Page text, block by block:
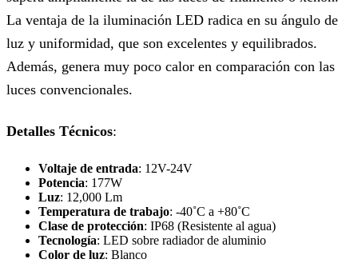
La ventaja de la iluminación LED radica en su ángulo de
luz y uniformidad, que son excelentes y equilibrados.
Además, genera muy poco calor en comparación con las
luces convencionales.
Detalles Técnicos:
Voltaje de entrada: 12V-24V
Potencia: 177W
Luz: 12,000 Lm
Temperatura de trabajo: -40˚C a +80˚C
Clase de protección: IP68 (Resistente al agua)
Tecnología: LED sobre radiador de aluminio
Color de luz: Blanco